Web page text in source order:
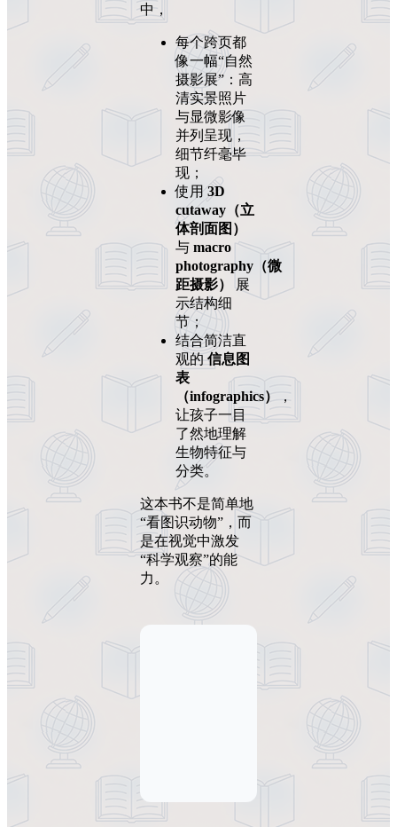
中，
每个跨页都
像一幅“自然
摄影展”：高
清实景照片
与显微影像
并列呈现，
细节纤毫毕
现；
使用 3D
cutaway（立
体剖面图）
与 macro
photography（微
距摄影）
展
示结构细
节；
结合简洁直
观的 信息图
表
（infographics）
，
让孩子一目
了然地理解
生物特征与
分类。
这本书不是简单地
“看图识动物”，而
是在视觉中激发
“科学观察”的能
力。